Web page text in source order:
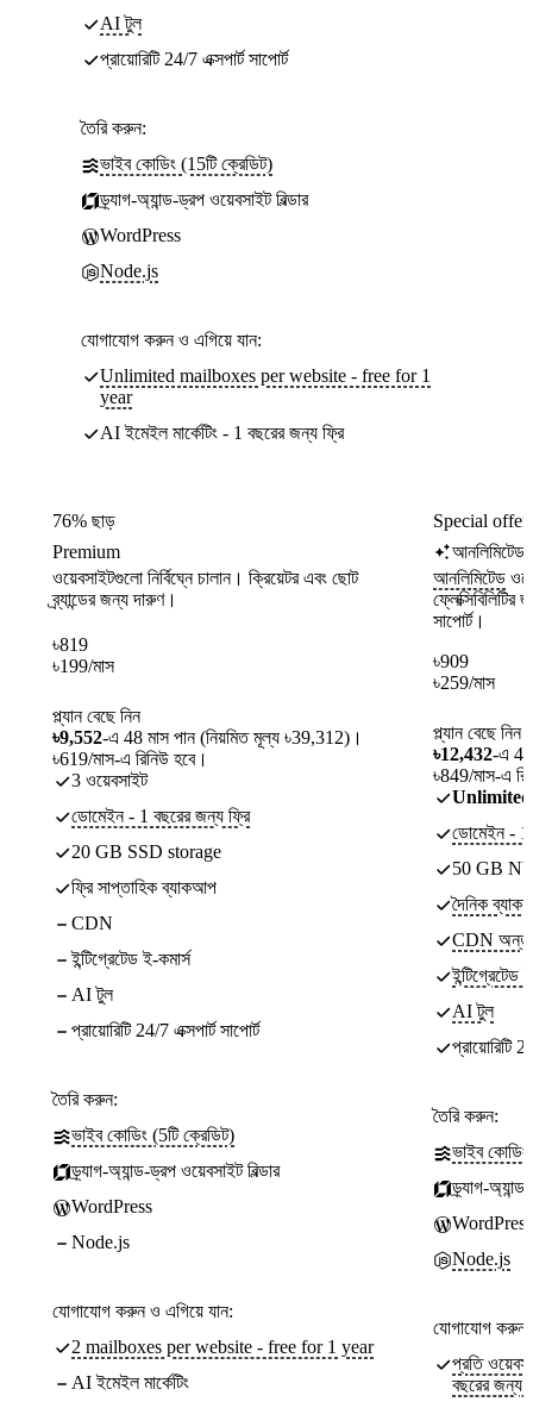
AI টুল
প্রায়োরিটি 24/7 এক্সপার্ট সাপোর্ট
তৈরি করুন:
ভাইব কোডিং (15টি ক্রেডিট)
ড্র্যাগ-অ্যান্ড-ড্রপ ওয়েবসাইট বিল্ডার
WordPress
Node.js
যোগাযোগ করুন ও এগিয়ে যান:
Unlimited mailboxes per website - free for 1
year
AI ইমেইল মার্কেটিং - 1 বছরের জন্য ফ্রি
76% ছাড়
Premium
ওয়েবসাইটগুলো নির্বিঘ্নে চালান। ক্রিয়েটর এবং ছোট
ব্র্যান্ডের জন্য দারুণ।
৳819
৳199/মাস
প্ল্যান বেছে নিন
৳9,552-এ 48 মাস পান (নিয়মিত মূল্য ৳39,312)।
৳619/মাস-এ রিনিউ হবে।
3 ওয়েবসাইট
ডোমেইন - 1 বছরের জন্য ফ্রি
20 GB SSD storage
ফ্রি সাপ্তাহিক ব্যাকআপ
CDN
ইন্টিগ্রেটেড ই-কমার্স
AI টুল
প্রায়োরিটি 24/7 এক্সপার্ট সাপোর্ট
তৈরি করুন:
ভাইব কোডিং (5টি ক্রেডিট)
ড্র্যাগ-অ্যান্ড-ড্রপ ওয়েবসাইট বিল্ডার
WordPress
Node.js
যোগাযোগ করুন ও এগিয়ে যান:
2 mailboxes per website - free for 1 year
AI ইমেইল মার্কেটিং
Special offer
আনলিমিটেড
আনলিমিটেড
সাপোর্ট।
৳909
৳259/মাস
প্ল্যান বেছে নিন
৳12,432-এ 48
৳849/মাস-এ
Unlimited
ডোমেইন - 1
50 GB
দৈনিক
CDN
ইন্টিগ্রেটেড
AI টুল
প্রায়োরিটি
তৈরি করুন:
ভাইব কোডিং
ড্র্যাগ-
WordPress
Node.js
যোগাযোগ করুন
প্রতি
বছরের জন্য